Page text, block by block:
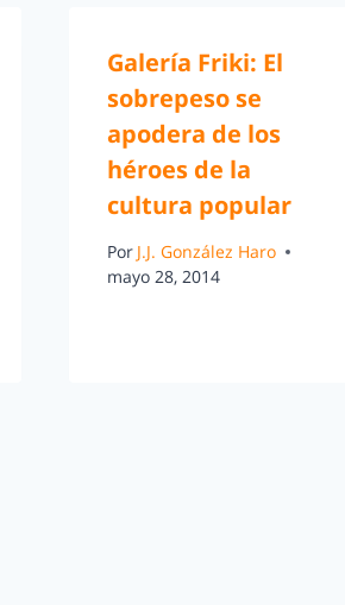
Galería Friki: El
sobrepeso se
apodera de los
héroes de la
cultura popular
Por J.J. González Haro
mayo 28, 2014